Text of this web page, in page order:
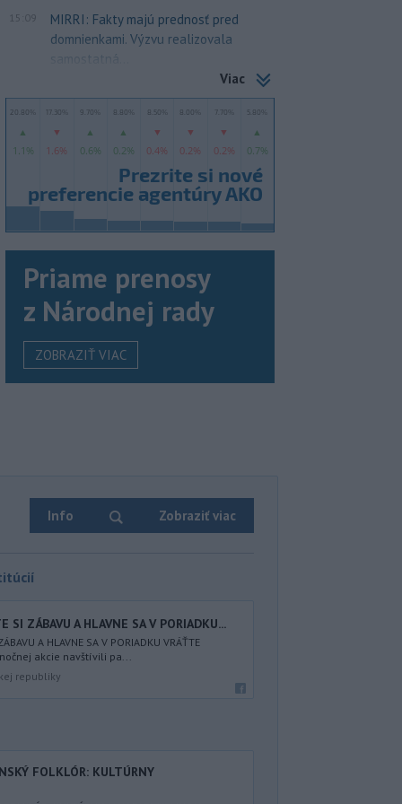
15:09
MIRRI: Fakty majú prednosť pred
domnienkami. Výzvu realizovala
samostatná...
Viac
Priame prenosy
z Národnej rady
ZOBRAZIŤ VIAC
Info Zobraziť viac
SI ZÁBAVU A HLAVNE SA V PORIADKU...
A HLAVNE SA V PORIADKU VRÁŤTE
akcie navštívili pa...
republiky
FOLKLÓR: KULTÚRNY